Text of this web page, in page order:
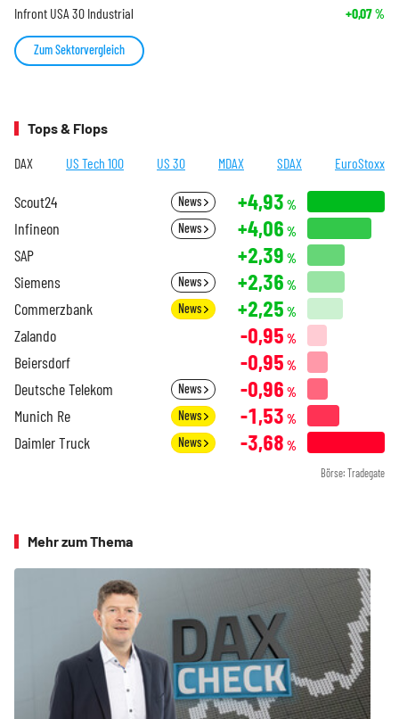
Infront USA 30 Industrial +0,07%
Zum Sektorvergleich
Tops & Flops
DAX US Tech 100 US 30 MDAX SDAX EuroStoxx
Scout24 News +4,93 %
Infineon News +4,06 %
SAP +2,39 %
Siemens News +2,36 %
Commerzbank News +2,25 %
Zalando -0,95 %
Beiersdorf -0,95 %
Deutsche Telekom News -0,96 %
Munich Re News -1,53 %
Daimler Truck News -3,68 %
Börse: Tradegate
Mehr zum Thema